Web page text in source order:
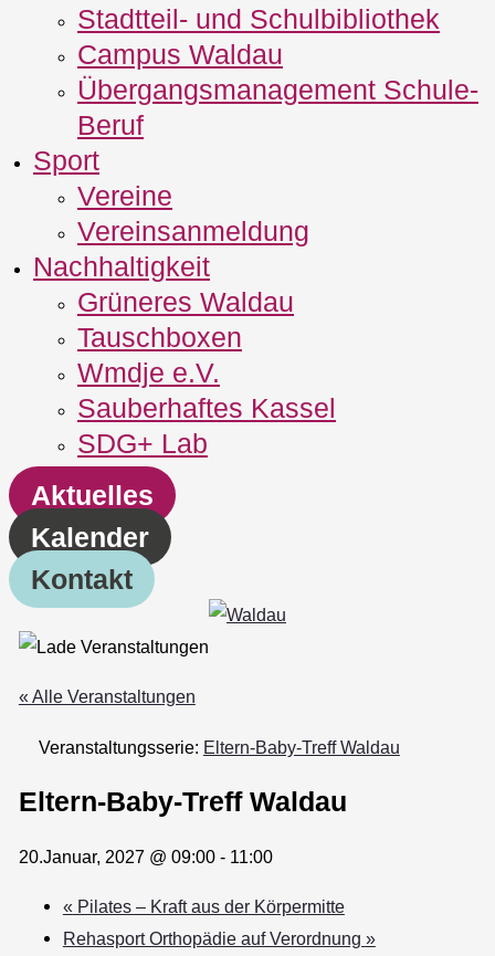
Stadtteil- und Schulbibliothek
Campus Waldau
Übergangsmanagement Schule‐
Beruf
Sport
Vereine
Vereinsanmeldung
Nachhaltigkeit
Grüneres Waldau
Tauschboxen
Wmdje e.V.
Sauberhaftes Kassel
SDG+ Lab
Aktuelles
Kalender
Kontakt
« Alle Veranstaltungen
Veranstaltungsserie: Eltern-Baby-Treff Waldau
Eltern-Baby-Treff Waldau
20.Januar, 2027 @ 09:00- 11:00
« Pilates – Kraft aus der Körpermitte
Rehasport Orthopädie auf Verordnung »